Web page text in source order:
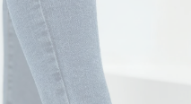
ürün farklı kategorilerde
Bu alanda herkesin
ev ayakkabısı modelleri
ile
doğal deriden
ile dikkat çeker. Bu alanda